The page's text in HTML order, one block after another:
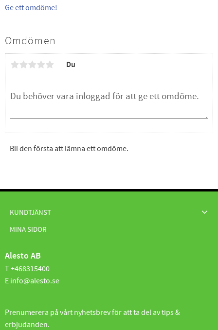
Ge ett omdöme!
Omdömen
Du
Bli den första att lämna ett omdöme.
KUNDTJÄNST
MINA SIDOR
Alesto AB
T +468315400
E info@alesto.se
Prenumerera på vårt nyhetsbrev för att ta del av tips &
erbjudanden.